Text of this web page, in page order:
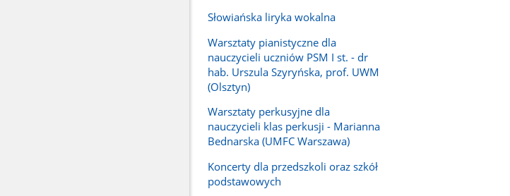
Słowiańska liryka wokalna
Warsztaty pianistyczne dla
nauczycieli uczniów PSM I st. - dr
hab. Urszula Szyryńska, prof. UWM
(Olsztyn)
Warsztaty perkusyjne dla
nauczycieli klas perkusji - Marianna
Bednarska (UMFC Warszawa)
Koncerty dla przedszkoli oraz szkół
podstawowych